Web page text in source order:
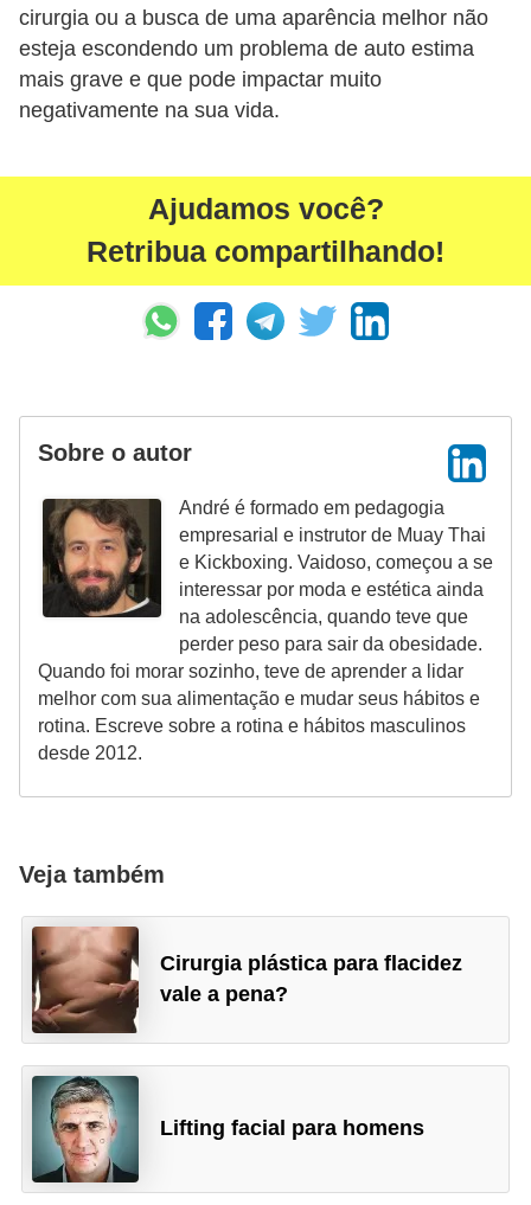
cirurgia ou a busca de uma aparência melhor não
esteja escondendo um problema de auto estima
mais grave e que pode impactar muito
negativamente na sua vida.
Ajudamos você?
Retribua compartilhando!
Sobre o autor
André é formado em pedagogia
empresarial e instrutor de Muay Thai
e Kickboxing. Vaidoso, começou a se
interessar por moda e estética ainda
na adolescência, quando teve que
perder peso para sair da obesidade.
Quando foi morar sozinho, teve de aprender a lidar
melhor com sua alimentação e mudar seus hábitos e
rotina. Escreve sobre a rotina e hábitos masculinos
desde 2012.
Veja também
Cirurgia plástica para flacidez
vale a pena?
Lifting facial para homens
u
p
a
s
i
s
S
a
d
e